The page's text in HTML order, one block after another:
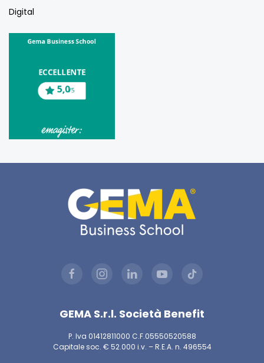
Digital
GEMA S.r.l. Società Benefit
P. Iva 01412811000 C.F.05550520588
Capitale soc. € 52.000 i.v. – R.E.A. n. 496554